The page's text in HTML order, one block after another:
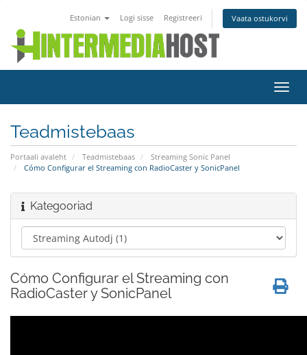
Estonian Logi sisse Registreeri Vaata ostukorvi
Teadmistebaas
Portaali avaleht Teadmistebaas
Streaming Sonic Panel
Cómo Configurar el Streaming con RadioCaster y SonicPanel
Kategooriad
Cómo Configurar el Streaming con
RadioCaster y SonicPanel